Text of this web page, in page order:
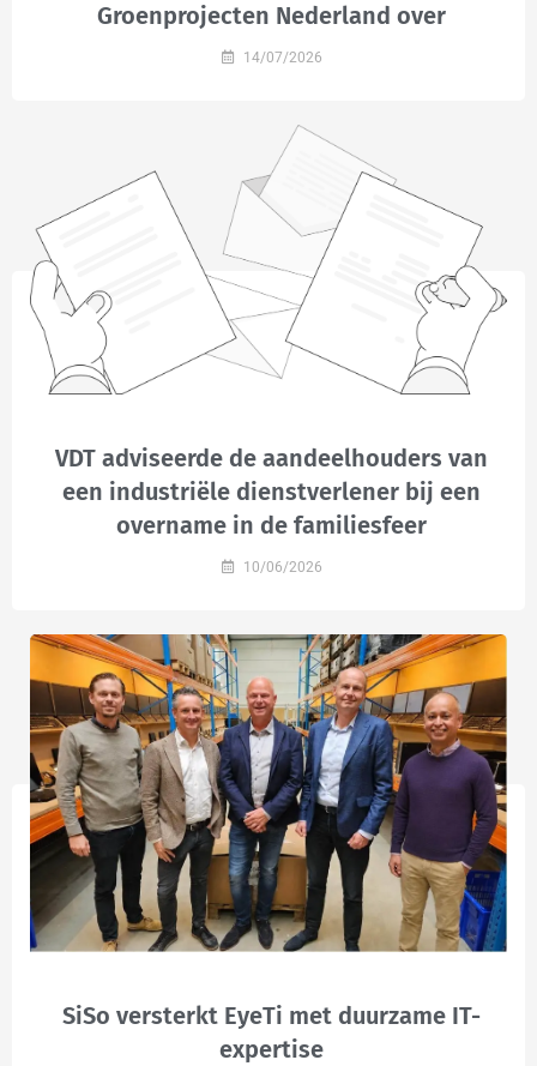
Groenprojecten Nederland over
14/07/2026
VDT adviseerde de aandeelhouders van
een industriële dienstverlener bij een
overname in de familiesfeer
10/06/2026
SiSo versterkt EyeTi met duurzame IT-
expertise